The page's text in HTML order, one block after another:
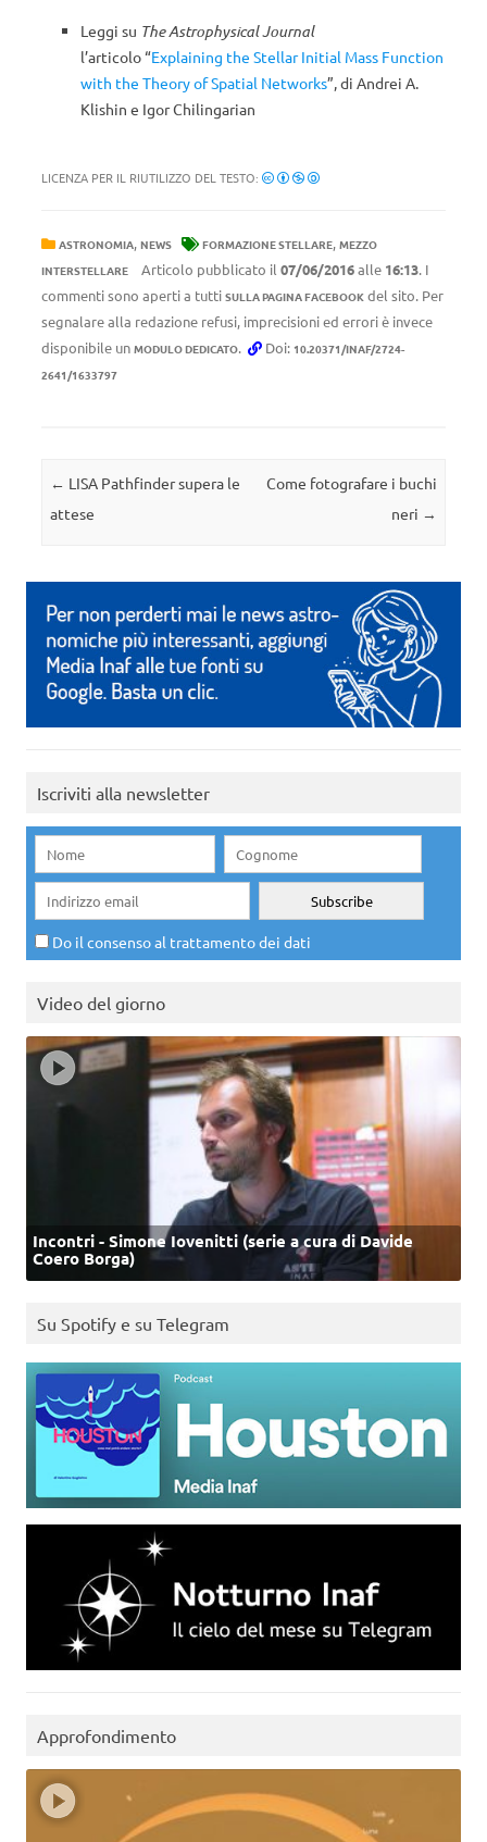
Leggi su The Astrophysical Journal
l’articolo“Explaining the Stellar Initial Mass Function
with the Theory of Spatial Networks”, di Andrei A.
Klishin e Igor Chilingarian
LICENZA PER IL RIUTILIZZO DEL TESTO:
ASTRONOMIA, NEWS FORMAZIONE STELLARE, MEZZO
INTERSTELLARE
Articolo pubblicato il 07/06/2016alle 16:13. I
commenti sono aperti a tutti SULLA PAGINA FACEBOOK del sito. Per
segnalare alla redazione refusi, imprecisioni ed errori è invece
disponibile un MODULO DEDICATO. Doi: 10.20371/INAF/2724-
2641/1633797
Navigazione articolo
← LISA Pathfinder supera le
attese
Come fotografare i buchi
neri →
Iscriviti alla newsletter
Do il consenso al trattamento dei dati
Video del giorno
Incontri - Simone Iovenitti (serie a cura di Davide
Coero Borga)
Su Spotify e su Telegram
Approfondimento